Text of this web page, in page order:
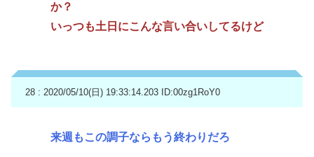
か？
いっつも土日にこんな言い合いしてるけど
28 : 2020/05/10(日) 19:33:14.203 ID:00zg1RoY0
来週もこの調子ならもう終わりだろ